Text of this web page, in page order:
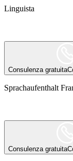
Linguista
Consulenza gratuita
Sprachaufenthalt
Consulenza gratuita